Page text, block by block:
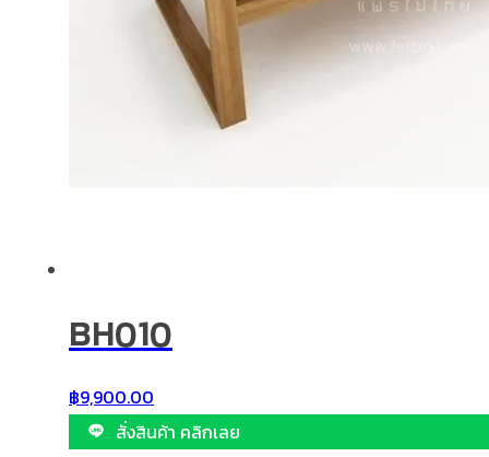
BH010
฿9,900.00
สั่งสินค้า คลิกเลย